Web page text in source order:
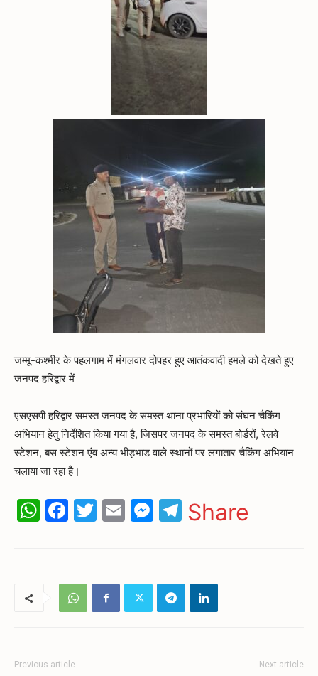
जम्मू-कश्मीर के पहलगाम में मंगलवार दोपहर हुए आतंकवादी हमले को देखते हुए
जनपद हरिद्वार में
एसएसपी हरिद्वार समस्त जनपद के समस्त थाना प्रभारियों को संघन चैकिंग
अभियान हेतु निर्देशित किया गया है, जिसपर जनपद के समस्त बोर्डरों, रेलवे
स्टेशन, बस स्टेशन एंव अन्य भीड़भाड वाले स्थानों पर लगातार चैकिंग अभियान
चलाया जा रहा है।
WhatsApp
Facebook
Twitter
EmailMessenger
Telegram
Share
Previous article Next article